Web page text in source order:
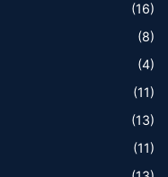
(16)
(8)
(4)
(11)
(13)
(11)